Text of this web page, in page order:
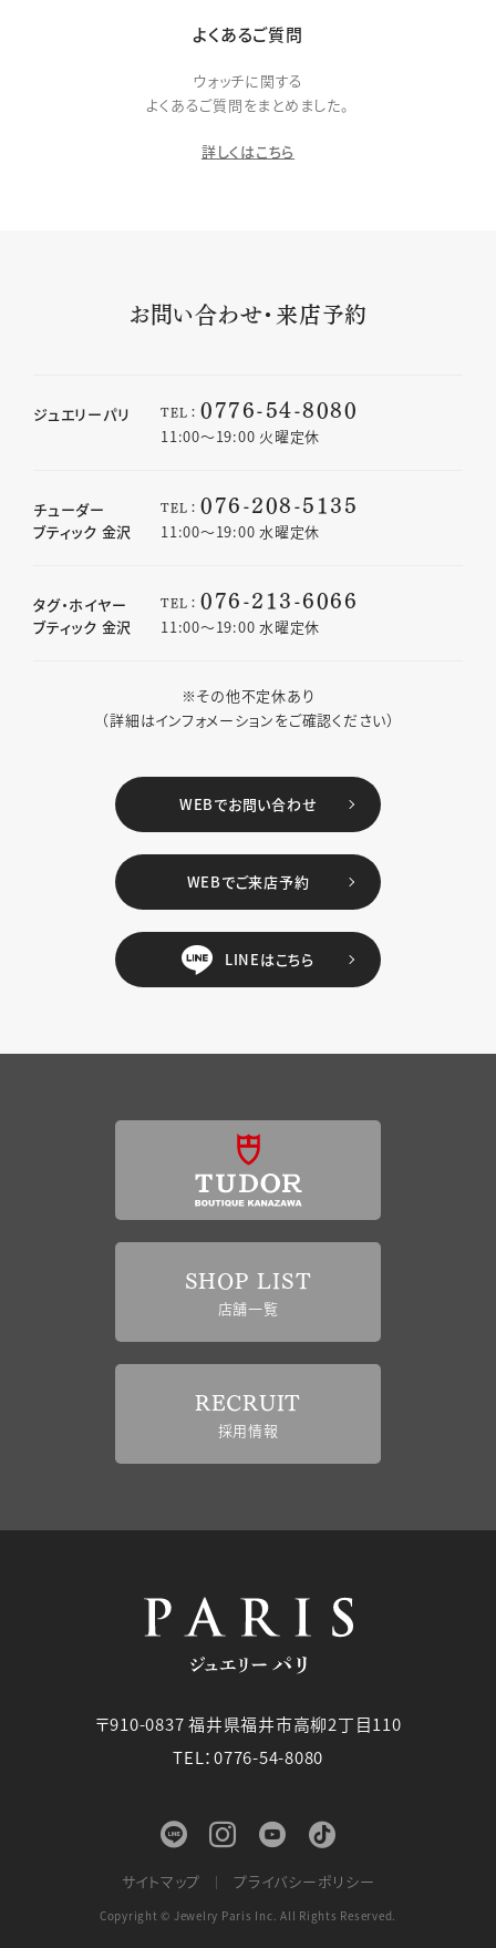
よくあるご質問
ウォッチに関する
よくあるご質問をまとめました。
詳しくはこちら
お問い合わせ・来店予約
ジュエリーパリ TEL： 0776-54-8080
11:00〜19:00 火曜定休
チューダー
ブティック 金沢
TEL： 076-208-5135
11:00〜19:00 水曜定休
タグ・ホイヤー
ブティック 金沢
TEL： 076-213-6066
11:00〜19:00 水曜定休
※その他不定休あり
（詳細はインフォメーションをご確認ください）
WEBでお問い合わせ
WEBでご来店予約
LINEはこちら
SHOP LIST
店舗一覧
RECRUIT
採用情報
〒910-0837 福井県福井市高柳2丁目110
TEL：0776-54-8080
サイトマップ プライバシーポリシー
Copyright © Jewelry Paris Inc. All Rights Reserved.